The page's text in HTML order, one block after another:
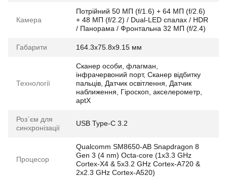
Камера
Потрійний 50 МП (f/1.6) + 64 МП (f/2.6)
+ 48 МП (f/2.2) / Dual-LED спалах / HDR
/ Панорама / Фронтальна 32 МП (f/2.4)
Габарити 164.3x75.8x9.15 мм
Технології
Сканер особи, флагман,
інфрачервоний порт, Сканер відбитку
пальців, Датчик освітлення, Датчик
наближення, Гіроскоп, акселерометр,
aptX
Роз`єм для
синхронізації
USB Type-C 3.2
Процесор
Qualcomm SM8650-AB Snapdragon 8
Gen 3 (4 nm) Octa-core (1x3.3 GHz
Cortex-X4 & 5x3.2 GHz Cortex-A720 &
2x2.3 GHz Cortex-A520)